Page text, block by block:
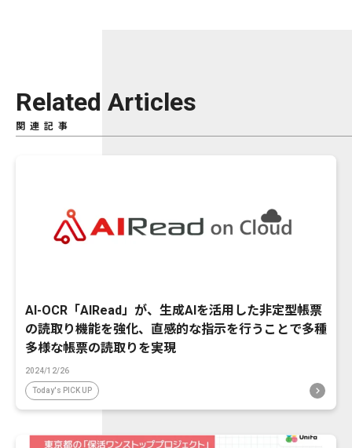
Related Articles
関連記事
AI-OCR「AIRead」が、生成AIを活用した非定型帳票
の読取り機能を強化、直感的な指示を行うことで多種
多様な帳票の読取りを実現
2024/12/26
Today's PICK UP